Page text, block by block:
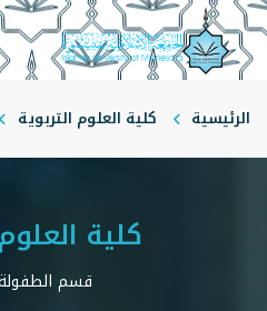
الرئيسية كلية العلوم التربوية
كلية
قسم